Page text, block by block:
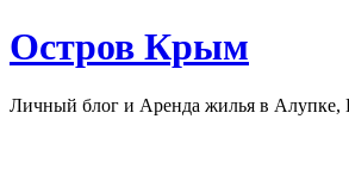
Остров Крым
Личный блог и Аренда жилья в